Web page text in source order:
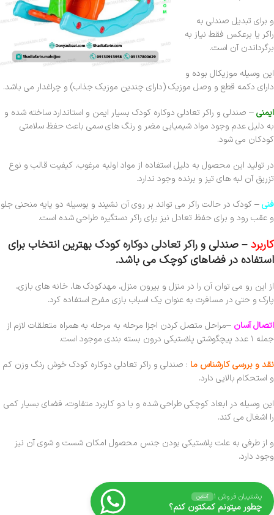
و برای تبدیل صندلی به
راکر یا برعکس فقط نیاز به
برگرداندن آن است.
این وسیله موزیکال بوده و
دارای دکمه قطع و وصل موزیک (دارای چندین موزیک جذاب) و چراغدار می باشد.
ایمنی– صندلی و راکر تعادلی دوکاره کودک بسیار ایمن و استاندارد ساخته شده و
به دلیل عدم وجود مواد شیمیایی مضر و رنگ های سمی باعث حفظ سلامتی
کودکان می شود.
در تولید این محصول به دلیل استفاده از مواد اولیه مرغوب، کیفیت قالب و نوع
تزریق آن لبه های تیز و برنده وجود ندارد.
فنی– کودک در حالت راکر می تواند بر روی آن نشیند و بوسیله دو پایه منحنی جلو
و عقب رود و برای حفظ تعادل نیز برای راکر دستگیره طراحی شده است.
کاربرد–صندلی وراکر تعادلی دوکارهکودک بهترین انتخاب برای
استفاده در فضاهای کوچک می باشد.
از این رو می توان آن را در منزل و بیرون منزل، مهدکودک ها، خانه های بازی،
پارک و حتی در مسافرت به عنوان یک اسباب بازی مفرح استفاده کرد.
اتصال آسان –مراحل متصل کردن اجزا مرحله به مرحله به همراه متعلقات لازم از
جمله ۱ عدد پیچگوشتی پلاستیکی درون بسته بندی موجود است.
نقد و بررسی کارشناس ما : صندلی و راکر تعادلی دوکاره کودک خوش رنگ وزن کم
و استحکام بالایی دارد.
این وسیله در ابعاد کوچکی طراحی شده و با دو کاربرد متفاوت، فضای بسیار کمی
را اشغال می کند.
و از طرفی به علت پلاستیکی بودن جنس محصول امکان شست و شوی آن نیز
وجود دارد.
پشتیبان فروش ۱ آنلاین
چطور میتونم کمکتون کنم؟